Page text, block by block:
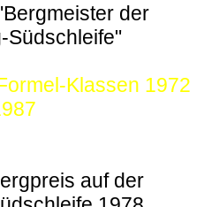
der
Südschleife"
Klassen 1972
auf der